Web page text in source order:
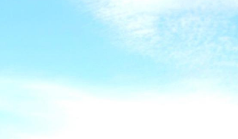
voir les annonces
5 Pièces